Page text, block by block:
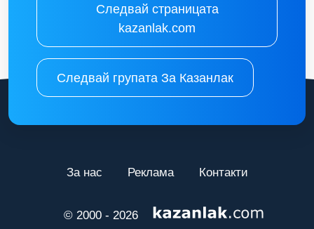
Следвай страницата
kazanlak.com
Следвай групата За Казанлак
© 2000 - 2026
За нас Реклама Контакти